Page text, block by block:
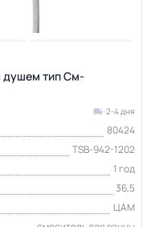
душем тип См-
2-4 дня
80424
TSB-942-1202
1 год
36,5
ЦАМ